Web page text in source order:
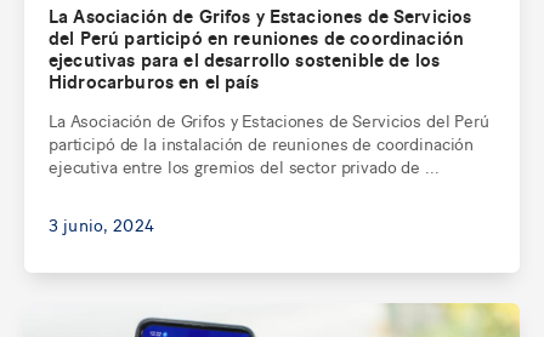
La Asociación de Grifos y Estaciones de Servicios
del Perú participó en reuniones de coordinación
ejecutivas para el desarrollo sostenible de los
Hidrocarburos en el país
La Asociación de Grifos y Estaciones de Servicios del Perú
participó de la instalación de reuniones de coordinación
ejecutiva entre los gremios del sector privado de ...
3 junio, 2024